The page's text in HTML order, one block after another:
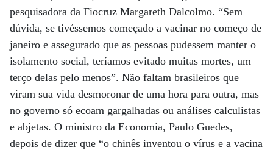
pesquisadora da Fiocruz Margareth Dalcolmo. “Sem
dúvida, se tivéssemos começado a vacinar no começo de
janeiro e assegurado que as pessoas pudessem manter o
isolamento social, teríamos evitado muitas mortes, um
terço delas pelo menos”. Não faltam brasileiros que
viram sua vida desmoronar de uma hora para outra, mas
no governo só ecoam gargalhadas ou análises calculistas
e abjetas. O ministro da Economia, Paulo Guedes,
depois de dizer que “o chinês inventou o vírus e a vacina